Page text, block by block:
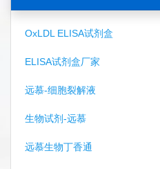
OxLDL ELISA试剂盒
ELISA试剂盒厂家
远慕-细胞裂解液
生物试剂-远慕
远慕生物丁香通